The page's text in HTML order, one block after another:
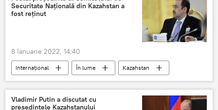
Securitate Națională din Kazahstan a
fost reținut
8 Ianuarie 2022, 14:40
Internațional În lume
Kazahstan
reținere
proteste
Vladimir Putin a discutat cu
președintele Kazahstanului